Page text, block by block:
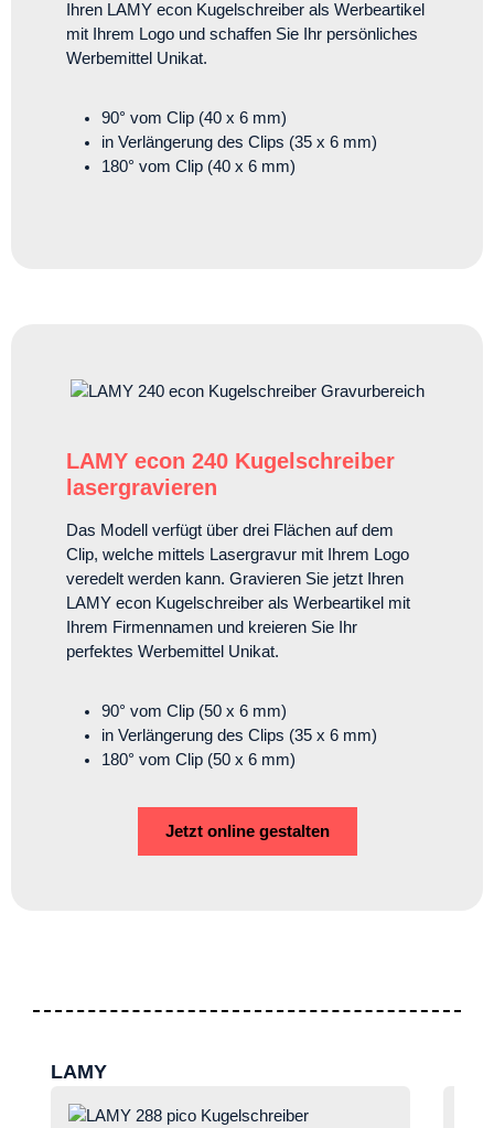
Ihren LAMY econ Kugelschreiber als Werbeartikel
mit Ihrem Logo und schaffen Sie Ihr persönliches
Werbemittel Unikat.
90° vom Clip (40 x 6 mm)
in Verlängerung des Clips (35 x 6 mm)
180° vom Clip (40 x 6 mm)
LAMY econ 240 Kugelschreiber
lasergravieren
Das Modell verfügt über drei Flächen auf dem
Clip, welche mittels Lasergravur mit Ihrem Logo
veredelt werden kann. Gravieren Sie jetzt Ihren
LAMY econ Kugelschreiber als Werbeartikel mit
Ihrem Firmennamen und kreieren Sie Ihr
perfektes Werbemittel Unikat.
90° vom Clip (50 x 6 mm)
in Verlängerung des Clips (35 x 6 mm)
180° vom Clip (50 x 6 mm)
Jetzt online gestalten
Produktgalerie überspringen
LAMY